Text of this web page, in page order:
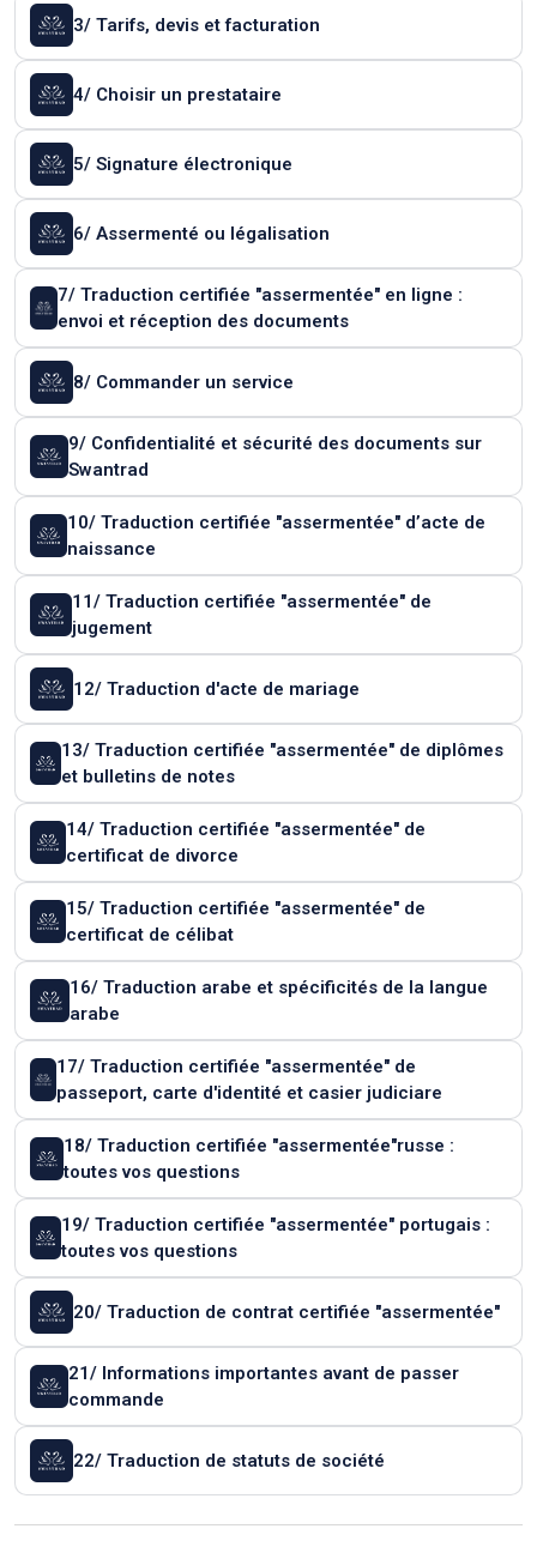
3/ Tarifs, devis et facturation
4/ Choisir un prestataire
5/ Signature électronique
6/ Assermenté ou légalisation
7/ Traduction certifiée "assermentée" en ligne :
envoi et réception des documents
8/ Commander un service
9/ Confidentialité et sécurité des documents sur
Swantrad
10/ Traduction certifiée "assermentée" d’acte de
naissance
11/ Traduction certifiée "assermentée" de
jugement
12/ Traduction d'acte de mariage
13/ Traduction certifiée "assermentée" de diplômes
et bulletins de notes
14/ Traduction certifiée "assermentée" de
certificat de divorce
15/ Traduction certifiée "assermentée" de
certificat de célibat
16/ Traduction arabe et spécificités de la langue
arabe
17/ Traduction certifiée "assermentée" de
passeport, carte d'identité et casier judiciare
18/ Traduction certifiée "assermentée"russe :
toutes vos questions
19/ Traduction certifiée "assermentée" portugais :
toutes vos questions
20/ Traduction de contrat certifiée "assermentée"
21/ Informations importantes avant de passer
commande
22/ Traduction de statuts de société